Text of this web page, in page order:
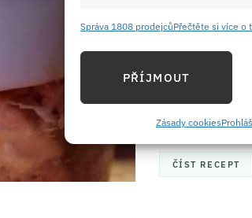
Funkce
Identifikace zařízení na základě
Používání přesných údajů o
základě aktivně
Správa 1808 prodejcůPřečtěte si více o
PŘÍJMOUT
Zásady cookies
vám v
Podle tohoto
jakkoli velkou
přípravě dalších
ČÍST RECEPT